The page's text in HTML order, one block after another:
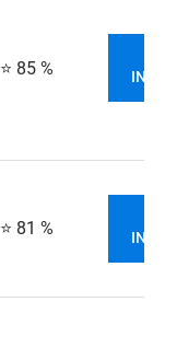
⭐ 85 %
⭐ 81 %